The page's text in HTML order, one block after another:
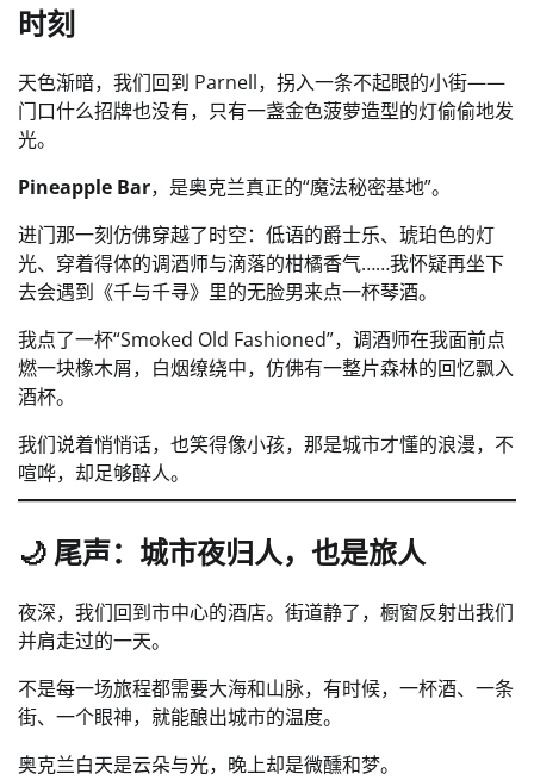
时刻
天色渐暗，我们回到 Parnell，拐入一条不起眼的小街——
门口什么招牌也没有，只有一盏金色菠萝造型的灯偷偷地发
光。
Pineapple Bar，是奥克兰真正的“魔法秘密基地”。
进门那一刻仿佛穿越了时空：低语的爵士乐、琥珀色的灯
光、穿着得体的调酒师与滴落的柑橘香气……我怀疑再坐下
去会遇到《千与千寻》里的无脸男来点一杯琴酒。
我点了一杯“Smoked Old Fashioned”，调酒师在我面前点
燃一块橡木屑，白烟缭绕中，仿佛有一整片森林的回忆飘入
酒杯。
我们说着悄悄话，也笑得像小孩，那是城市才懂的浪漫，不
喧哗，却足够醉人。
🌙 尾声：城市夜归人，也是旅人
夜深，我们回到市中心的酒店。街道静了，橱窗反射出我们
并肩走过的一天。
不是每一场旅程都需要大海和山脉，有时候，一杯酒、一条
街、一个眼神，就能酿出城市的温度。
奥克兰白天是云朵与光，晚上却是微醺和梦。